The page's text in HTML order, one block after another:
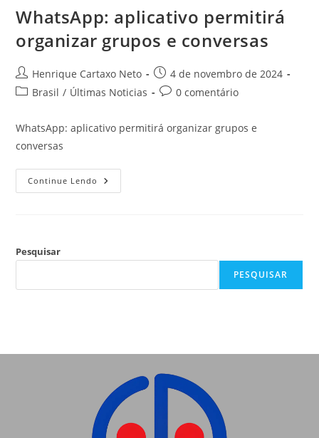
WhatsApp: aplicativo permitirá
organizar grupos e conversas
Henrique Cartaxo Neto
4 de novembro de 2024
Brasil / Últimas Noticias 0 comentário
WhatsApp: aplicativo permitirá organizar grupos e
conversas
Continue Lendo
Pesquisar
PESQUISAR